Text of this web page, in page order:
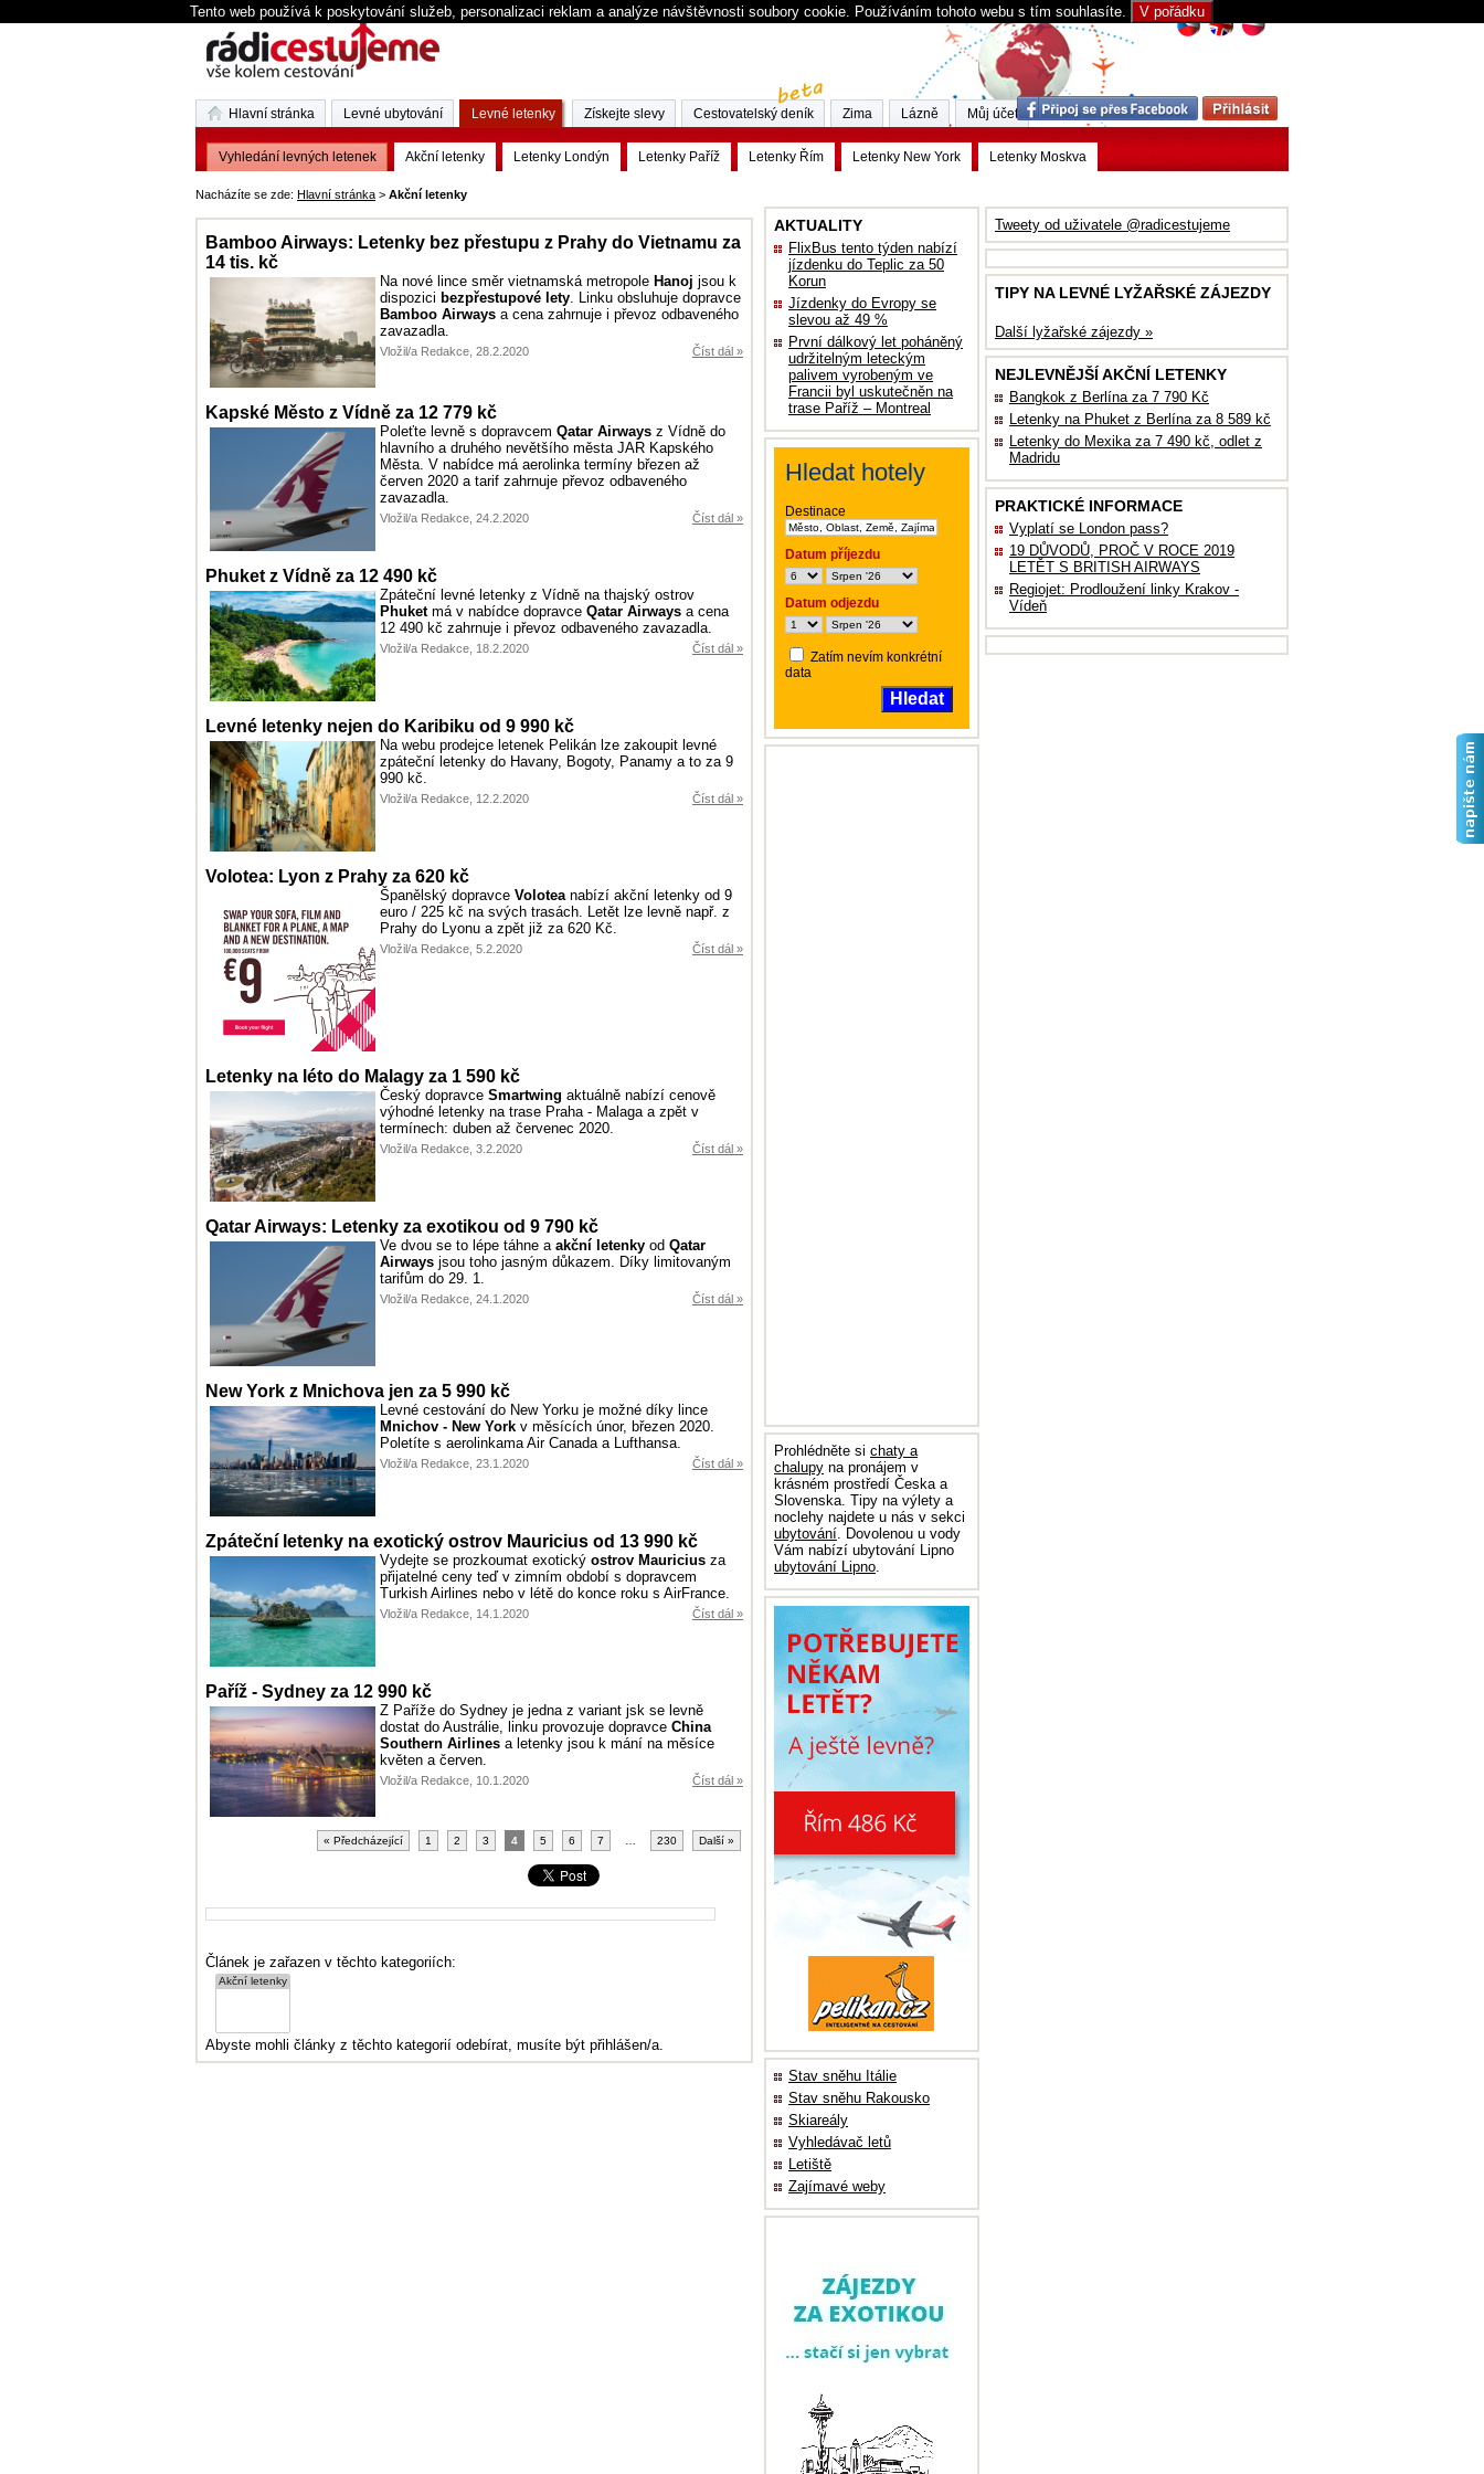
Tento web používá k poskytování služeb, personalizaci reklam a analýze návštěvnosti soubory cookie. Používáním tohoto webu s tím souhlasíte. V pořádku
Nacházíte se zde: Hlavní stránka > Akční letenky
Bamboo Airways: Letenky bez přestupu z Prahy do Vietnamu za
14 tis. kč
Na nové lince směr vietnamská metropole Hanoj jsou k
dispozici bezpřestupové lety. Linku obsluhuje dopravce
Bamboo Airways a cena zahrnuje i převoz odbaveného
zavazadla.
Číst dál »
Vložil/a Redakce, 28.2.2020
Kapské Město z Vídně za 12 779 kč
Poleťte levně s dopravcem Qatar Airways z Vídně do
hlavního a druhého nevětšího města JAR Kapského
Města. V nabídce má aerolinka termíny březen až
červen 2020 a tarif zahrnuje převoz odbaveného
zavazadla.
Číst dál »
Vložil/a Redakce, 24.2.2020
Phuket z Vídně za 12 490 kč
Zpáteční levné letenky z Vídně na thajský ostrov
Phuketmá v nabídce dopravce Qatar Airways a cena
12 490 kč zahrnuje i převoz odbaveného zavazadla.
Číst dál »
Vložil/a Redakce, 18.2.2020
Levné letenky nejen do Karibiku od 9 990 kč
Na webu prodejce letenek Pelikán lze zakoupit levné
zpáteční letenky do Havany, Bogoty, Panamy a to za 9
990 kč.
Číst dál »
Vložil/a Redakce, 12.2.2020
Volotea: Lyon z Prahy za 620 kč
Španělský dopravce Voloteanabízí akční letenky od 9
euro / 225 kč na svých trasách. Letět lze levně např. z
Prahy do Lyonu a zpět již za 620 Kč.
Číst dál »
Vložil/a Redakce, 5.2.2020
Letenky na léto do Malagy za 1 590 kč
Český dopravce Smartwing aktuálně nabízí cenově
výhodné letenky na trase Praha - Malaga a zpět v
termínech: duben až červenec 2020.
Číst dál »
Vložil/a Redakce, 3.2.2020
Qatar Airways: Letenky za exotikou od 9 790 kč
Ve dvou se to lépe táhne a akční letenky od Qatar
Airways jsou toho jasným důkazem. Díky limitovaným
tarifům do 29. 1.
Číst dál »
Vložil/a Redakce, 24.1.2020
New York z Mnichova jen za 5 990 kč
Levné cestování do New Yorku je možné díky lince
Mnichov - New York v měsících únor, březen 2020.
Poletíte s aerolinkama Air Canada a Lufthansa.
Číst dál »
Vložil/a Redakce, 23.1.2020
Zpáteční letenky na exotický ostrov Mauricius od 13 990 kč
Vydejte se prozkoumat exotický ostrov Mauricius za
přijatelné ceny teď v zimním období s dopravcem
Turkish Airlines nebo v létě do konce roku s AirFrance.
Číst dál »
Vložil/a Redakce, 14.1.2020
Paříž - Sydney za 12 990 kč
Z Paříže do Sydney je jedna z variant jsk se levně
dostat do Austrálie, linku provozuje dopravce China
Southern Airlines a letenky jsou k mání na měsíce
květen a červen.
Číst dál »
Vložil/a Redakce, 10.1.2020
« Předcházející 1 2 3 4 5 6 7 230 Další »
Článek je zařazen v těchto kategoriích:
Abyste mohli články z těchto kategorií odebírat, musíte být přihlášen/a.
Tweety od uživatele @radicestujeme
TIPY NA LEVNÉ LYŽAŘSKÉ ZÁJEZDY
Další lyžařské zájezdy »
NEJLEVNĚJŠÍ AKČNÍ LETENKY
Bangkok z Berlína za 7 790 Kč
Letenky na Phuket z Berlína za 8 589 kč
Letenky do Mexika za 7 490 kč, odlet z
Madridu
PRAKTICKÉ INFORMACE
Vyplatí se London pass?
19 DŮVODŮ, PROČ V ROCE 2019
LETĚT S BRITISH AIRWAYS
Regiojet: Prodloužení linky Krakov -
Vídeň
AKTUALITY
FlixBus tento týden nabízí
jízdenku do Teplic za 50
Korun
Jízdenky do Evropy se
slevou až 49 %
První dálkový let poháněný
udržitelným leteckým
palivem vyrobeným ve
Francii byl uskutečněn na
trase Paříž – Montreal
Hledat hotely
Destinace
Datum příjezdu
Datum odjezdu
Zatím nevím konkrétní
data
Hledat
Prohlédněte si chaty a
chalupy na pronájem v
krásném prostředí Česka a
Slovenska. Tipy na výlety a
noclehy najdete u nás v sekci
ubytování. Dovolenou u vody
Vám nabízí ubytování Lipno
ubytování Lipno.
Stav sněhu Itálie
Stav sněhu Rakousko
Skiareály
Vyhledávač letů
Letiště
Zajímavé weby
Hlavní stránka Levné ubytování Levné letenky
Vyhledání levných letenek Akční letenky Letenky Londýn Letenky Paříž Letenky Řím Letenky New York Letenky Moskva
Získejte slevy Cestovatelský deník Zima Lázně Můj účet